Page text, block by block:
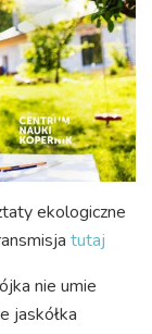
ekologiczne
tutaj
nie umie
jaskółka